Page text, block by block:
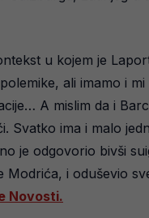
u kojem je
ali imamo i mi
A mislim da i
Svatko ima i malo
je odgovorio bivši
Modrića, i oduševio
Novosti.